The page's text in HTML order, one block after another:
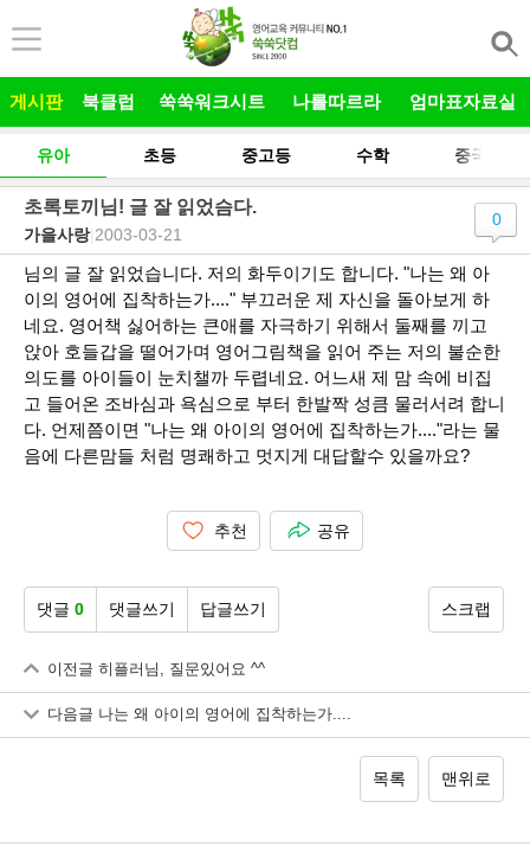
게시판 북클럽 쑥쑥워크시트 나를따르라 엄마표자료실
유아 초등 중고등 수학 중국어
초록토끼님! 글 잘 읽었슴다.
가을사랑| 2003-03-21
0
님의 글 잘 읽었습니다. 저의 화두이기도 합니다. "나는 왜 아
이의 영어에 집착하는가...." 부끄러운 제 자신을 돌아보게 하
네요. 영어책 싫어하는 큰애를 자극하기 위해서 둘째를 끼고
앉아 호들갑을 떨어가며 영어그림책을 읽어 주는 저의 불순한
의도를 아이들이 눈치챌까 두렵네요. 어느새 제 맘 속에 비집
고 들어온 조바심과 욕심으로 부터 한발짝 성큼 물러서려 합니
다. 언제쯤이면 "나는 왜 아이의 영어에 집착하는가...."라는 물
음에 다른맘들 처럼 명쾌하고 멋지게 대답할수 있을까요?
추천 공유
댓글 0 댓글쓰기 답글쓰기 스크랩
이전글 히플러님, 질문있어요 ^^
다음글 나는 왜 아이의 영어에 집착하는가....
목록 맨위로